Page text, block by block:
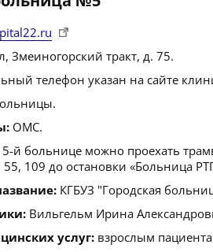
Змеиногорский тракт, д. 75.
телефон указан на сайте
ОМС.
5-й больнице можно проехать
109 до остановки «Больница
КГБУЗ "Городская
Вильгельм Ирина
услуг: взрослым